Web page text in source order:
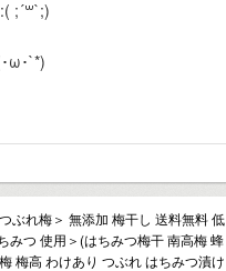
;´꒳`;)
ω･`*)
ぶれ梅＞ 無添加 梅干し 送料無料 低
みつ 使用＞(はちみつ梅干 南高梅 蜂
梅高 わけあり つぶれ はちみつ漬け